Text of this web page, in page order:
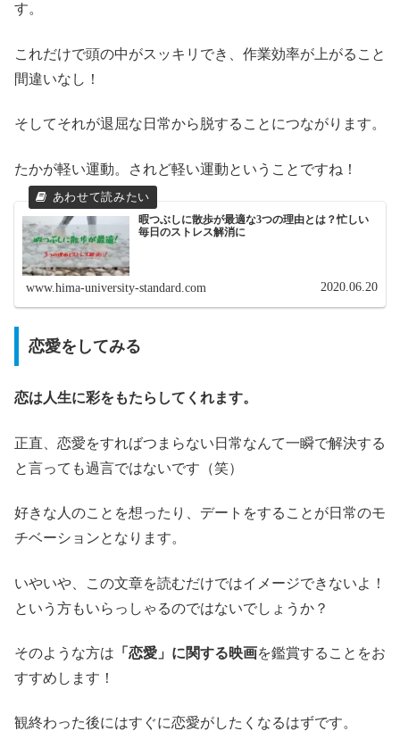
す。
これだけで頭の中がスッキリでき、作業効率が上がること
間違いなし！
そしてそれが退屈な日常から脱することにつながります。
たかが軽い運動。されど軽い運動ということですね！
暇つぶしに散歩が最適な3つの理由とは？忙しい
毎日のストレス解消に
www.hima-university-standard.com 2020.06.20
恋愛をしてみる
恋は人生に彩をもたらしてくれます。
正直、恋愛をすればつまらない日常なんて一瞬で解決する
と言っても過言ではないです（笑）
好きな人のことを想ったり、デートをすることが日常のモ
チベーションとなります。
いやいや、この文章を読むだけではイメージできないよ！
という方もいらっしゃるのではないでしょうか？
そのような方は 「恋愛」に関する映画を鑑賞することをお
すすめします！
観終わった後にはすぐに恋愛がしたくなるはずです。